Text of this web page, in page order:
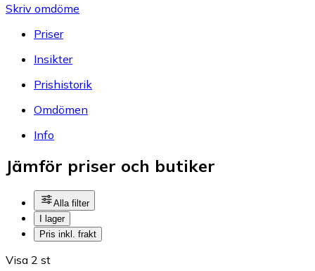
Skriv omdöme
Priser
Insikter
Prishistorik
Omdömen
Info
Jämför priser och butiker
Alla filter
I lager
Pris inkl. frakt
Visa 2 st